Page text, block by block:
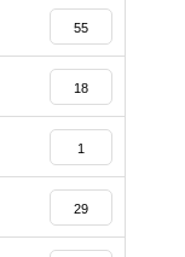
55
18
1
29